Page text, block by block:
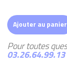
Ajouter au panier
Pour toutes
03.26.64.99.13